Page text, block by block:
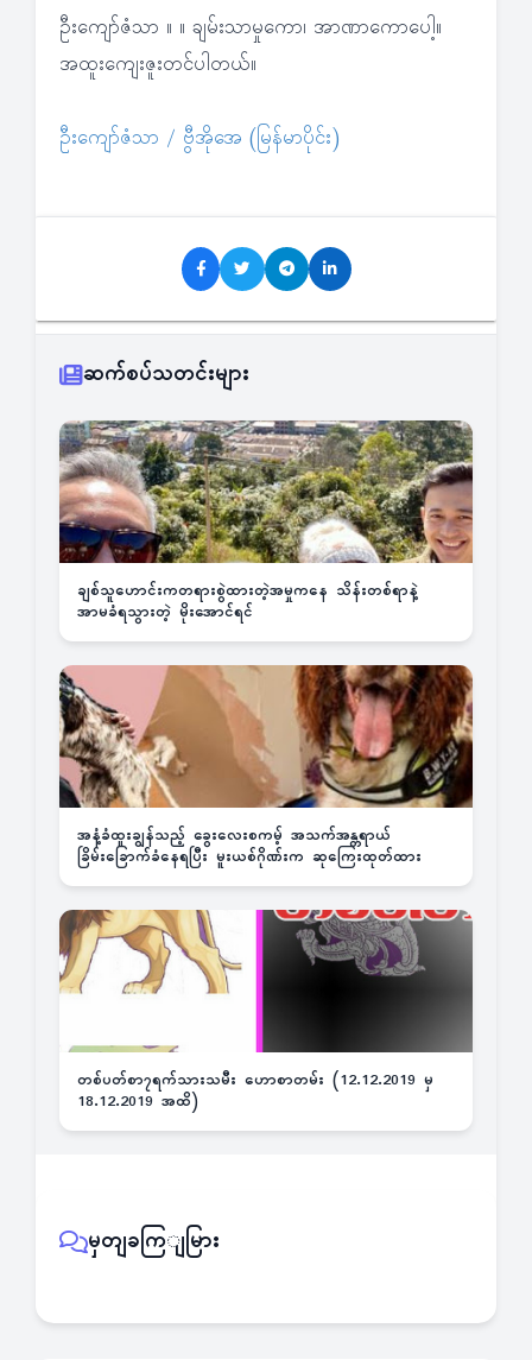
ဦးကျော်ဇံသာ ။ ။ ချမ်းသာမှုကော၊ အာဏာကောပေါ့။
အထူးကျေးဇူးတင်ပါတယ်။
ဦးကျော်ဇံသာ / ဗွီအိုအေ (မြန်မာပိုင်း)
ဆက်စပ်သတင်းများ
ချစ်သူဟောင်းကတရားစွဲထားတဲ့အမှုကနေ သိန်းတစ်ရာနဲ့
အာမခံရသွားတဲ့ မိုးအောင်ရင်
အနံ့ခံထူးချွန်သည့် ခွေးလေးစကမ့် အသက်အန္တရာယ်
ခြိမ်းခြောက်ခံနေရပြီး မူးယစ်ဂိုဏ်းက ဆုကြေးထုတ်ထား
တစ်ပတ်စာ၇ရက်သားသမီး ဟောစာတမ်း (12.12.2019 မှ
18.12.2019 အထိ)
မှတျခကြျမြား